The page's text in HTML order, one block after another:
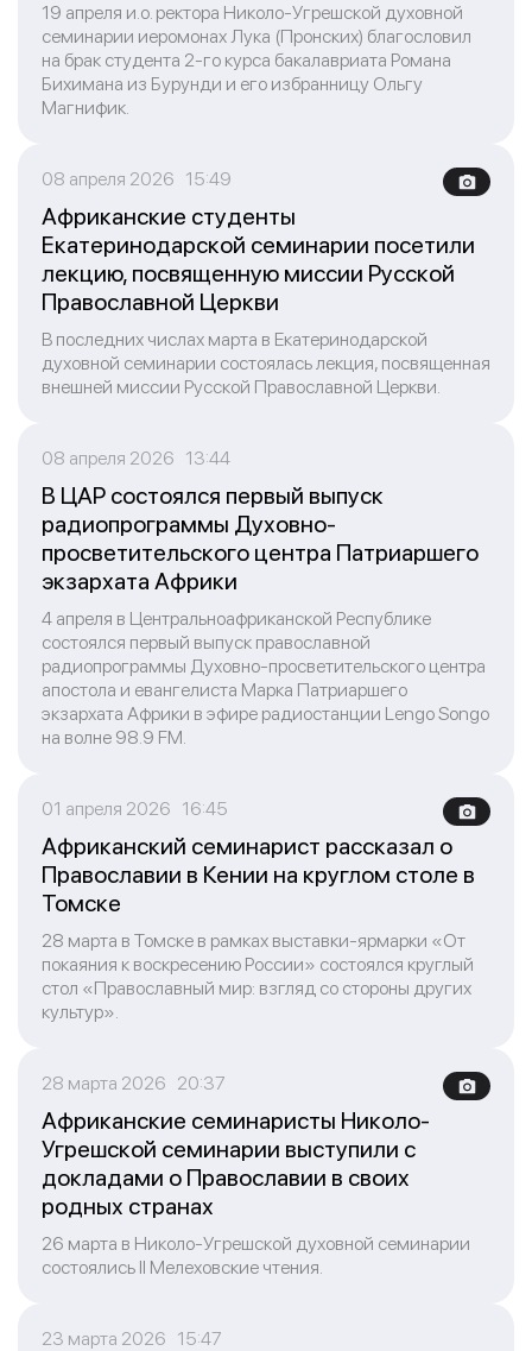
19 апреля и.о. ректора Николо-Угрешской духовной
семинарии иеромонах Лука (Пронских) благословил
на брак студента 2-го курса бакалавриата Романа
Бихимана из Бурунди и его избранницу Ольгу
Магнифик.
08 апреля 2026 15:49
Африканские студенты
Екатеринодарской семинарии посетили
лекцию, посвященную миссии Русской
Православной Церкви
В последних числах марта в Екатеринодарской
духовной семинарии состоялась лекция, посвященная
внешней миссии Русской Православной Церкви.
08 апреля 2026 13:44
В ЦАР состоялся первый выпуск
радиопрограммы Духовно-
просветительского центра Патриаршего
экзархата Африки
4 апреля в Центральноафриканской Республике
состоялся первый выпуск православной
радиопрограммы Духовно-просветительского центра
апостола и евангелиста Марка Патриаршего
экзархата Африки в эфире радиостанции Lengo Songo
на волне 98.9 FM.
01 апреля 2026 16:45
Африканский семинарист рассказал о
Православии в Кении на круглом столе в
Томске
28 марта в Томске в рамках выставки-ярмарки «От
покаяния к воскресению России» состоялся круглый
стол «Православный мир: взгляд со стороны других
культур».
28 марта 2026 20:37
Африканские семинаристы Николо-
Угрешской семинарии выступили с
докладами о Православии в своих
родных странах
26 марта в Николо-Угрешской духовной семинарии
состоялись II Мелеховские чтения.
23 марта 2026 15:47